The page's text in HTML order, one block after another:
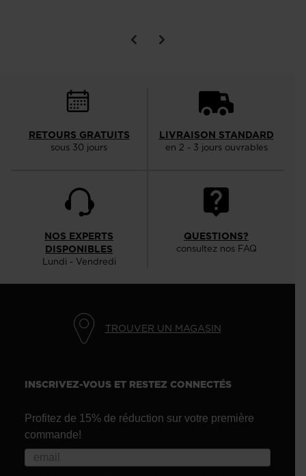
RETOURS GRATUITS
sous 30 jours
LIVRAISON STANDARD
en 2 - 3 jours ouvrables
NOS EXPERTS
DISPONIBLES
Lundi - Vendredi
QUESTIONS?
consultez nos FAQ
TROUVER UN MAGASIN
INSCRIVEZ-VOUS ET RESTEZ CONNECTÉS
Profitez de 15% de réduction sur votre première
commande!